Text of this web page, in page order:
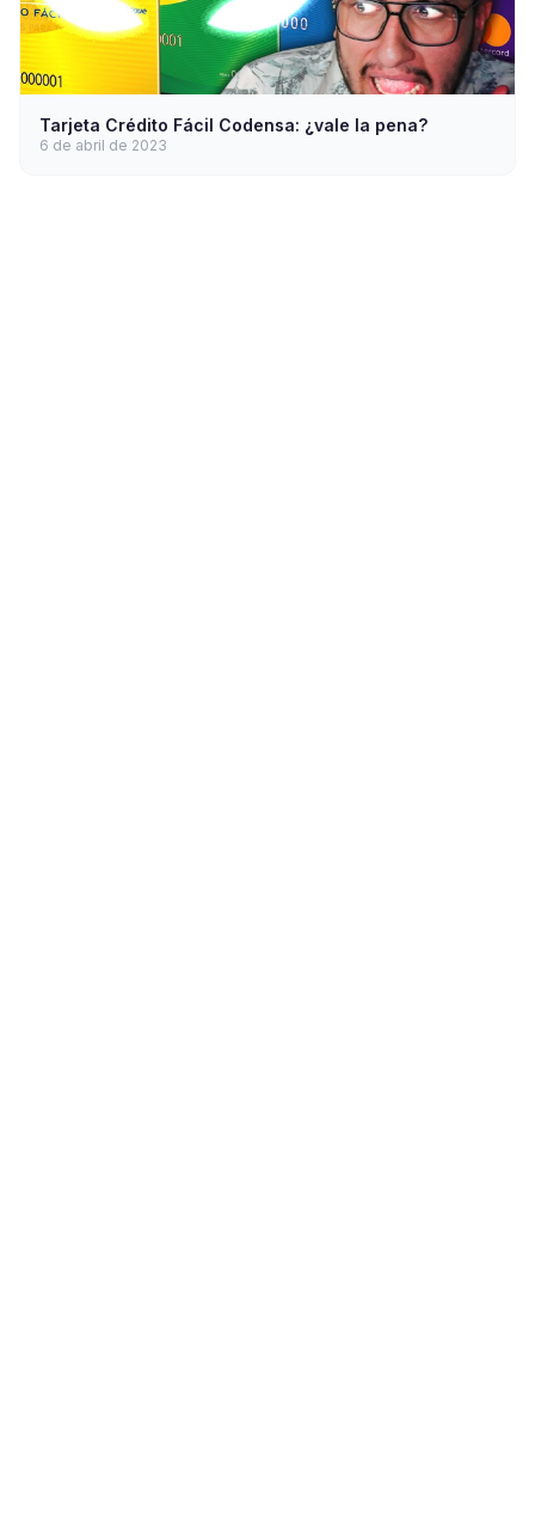
Tarjeta Crédito Fácil Codensa: ¿vale la pena?
6 de abril de 2023